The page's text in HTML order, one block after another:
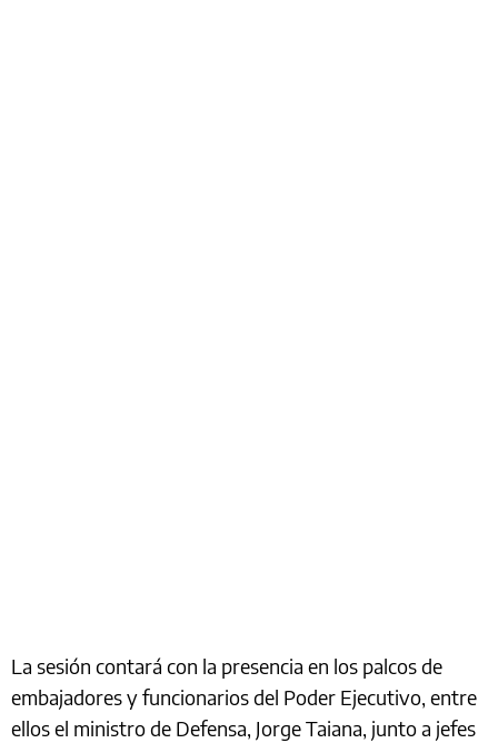
La sesión contará con la presencia en los palcos de
embajadores y funcionarios del Poder Ejecutivo, entre
ellos el ministro de Defensa, Jorge Taiana, junto a jefes